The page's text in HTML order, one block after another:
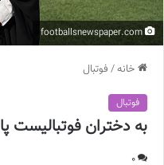
خانه/ فوتبال
فوتبال
به دختران فوتبالیست
0